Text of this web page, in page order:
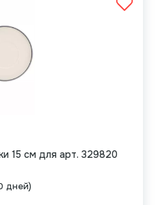
дней)
15 см для арт. 329820